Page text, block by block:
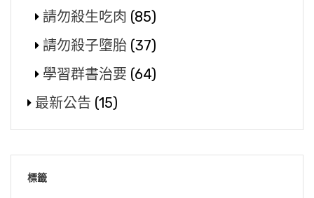
請勿殺生吃肉 (85)
請勿殺子墮胎 (37)
學習群書治要 (64)
最新公告 (15)
標籤